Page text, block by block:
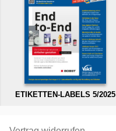
ETIKETTEN-LABELS 5/2025